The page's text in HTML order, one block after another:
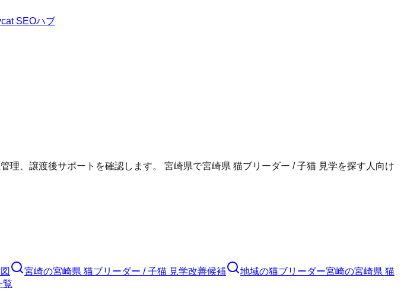
SEOハブ
理、譲渡後サポートを確認します。 宮崎県で宮崎県 猫ブリーダー / 子猫 見学を探す人向け
宮崎の宮崎県 猫ブリーダー / 子猫 見学改善候補 地域の猫ブリーダー宮崎の宮崎県 猫
覧